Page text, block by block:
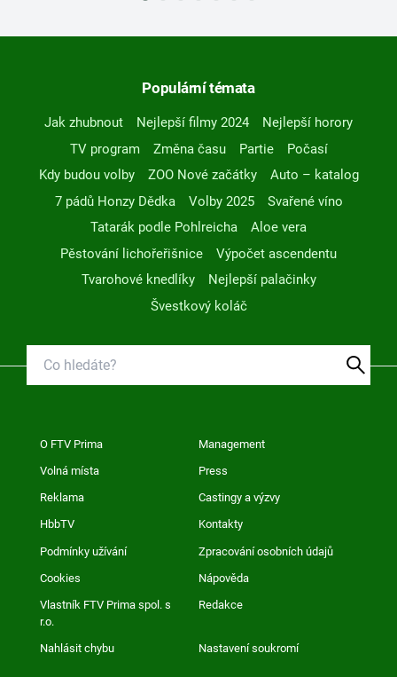
Populární témata
Jak zhubnout Nejlepší filmy 2024
Nejlepší horory
TV program
Změna času Partie
Počasí
Kdy budou volby
ZOO Nové začátky
Auto – katalog
7 pádů Honzy Dědka
Volby 2025
Svařené víno
Tatarák podle Pohlreicha
Aloe vera
Pěstování lichořeřišnice
Výpočet ascendentu
Tvarohové knedlíky
Nejlepší palačinky
Švestkový koláč
O FTV Prima Management
Volná místa Press
Reklama Castingy a výzvy
HbbTV Kontakty
Podmínky užívání Zpracování osobních údajů
Cookies Nápověda
Vlastník FTV Prima spol. s
r.o.
Redakce
Nahlásit chybu Nastavení soukromí